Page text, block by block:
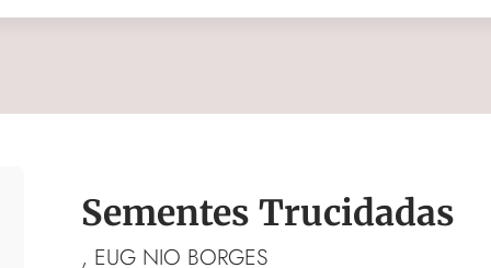
Sementes Trucidadas
, EUG NIO BORGES